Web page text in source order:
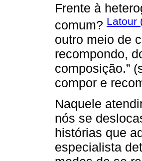
Frente à
comum? Latour
outro meio de
recompondo,
composição.”
compor e
Naquele
nós se
histórias que
especialista